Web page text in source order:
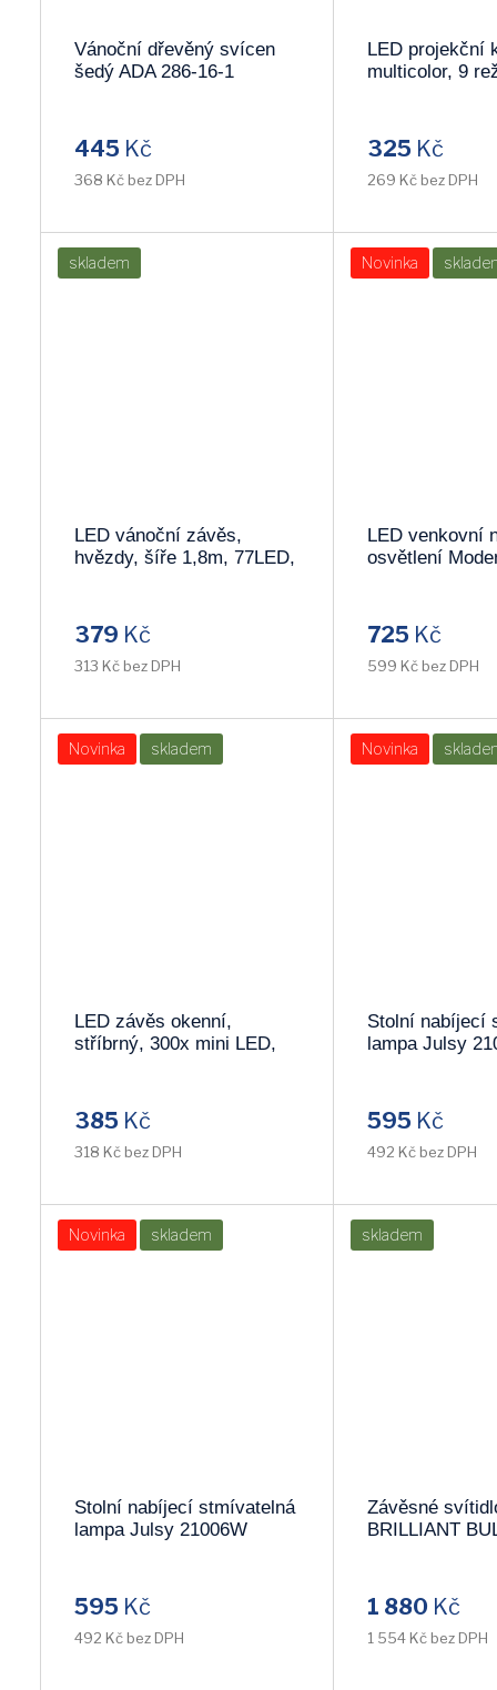
Vánoční dřevěný svícen
šedý ADA 286-16-1
445 Kč
368 Kč bez DPH
LED projekční
multicolor, 9
325 Kč
269 Kč bez DPH
skladem
LED vánoční závěs,
hvězdy, šíře 1,8m, 77LED,
379 Kč
313 Kč bez DPH
Novinka
LED venkovní
osvětlení
725 Kč
599 Kč bez DPH
Novinka skladem
LED závěs okenní,
stříbrný, 300x mini LED,
385 Kč
318 Kč bez DPH
Novinka
Stolní nabíjecí
lampa Julsy
595 Kč
492 Kč bez DPH
Novinka skladem
Stolní nabíjecí stmívatelná
lampa Julsy 21006W
595 Kč
492 Kč bez DPH
skladem
Závěsné
BRILLIANT
1 880 Kč
1 554 Kč bez DPH